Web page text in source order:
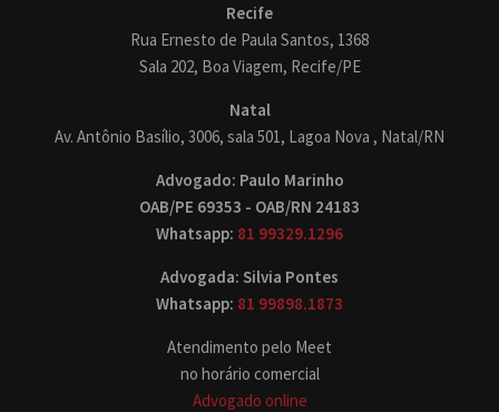
Recife
Rua Ernesto de Paula Santos, 1368
Sala 202, Boa Viagem, Recife/PE
Natal
Av. Antônio Basílio, 3006, sala 501, Lagoa Nova , Natal/RN
Advogado: Paulo Marinho
OAB/PE 69353 - OAB/RN 24183
Whatsapp: 81 99329.1296
Advogada: Silvia Pontes
Whatsapp: 81 99898.1873
Atendimento pelo Meet
no horário comercial
Advogado online